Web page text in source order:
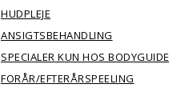
HUDPLEJE
ANSIGTSBEHANDLING
SPECIALER KUN HOS BODYGUIDE
FORÅR/EFTERÅRSPEELING